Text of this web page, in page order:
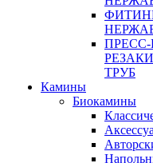
ТРУБ
Камины
Биокамины